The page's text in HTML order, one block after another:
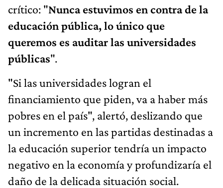
crítico: "Nunca estuvimos en contra de la
educación pública, lo único que
queremos es auditar las universidades
públicas".
"Si las universidades logran el
financiamiento que piden, va a haber más
pobres en el país", alertó, deslizando que
un incremento en las partidas destinadas a
la educación superior tendría un impacto
negativo en la economía y profundizaría el
daño de la delicada situación social.